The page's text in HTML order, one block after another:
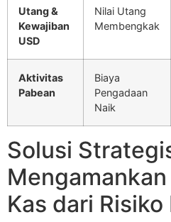
Utang &
Kewajiban
USD
Nilai Utang
Membengkak
Aktivitas
Pabean
Biaya
Pengadaan
Naik
Solusi
Kas dari Risiko